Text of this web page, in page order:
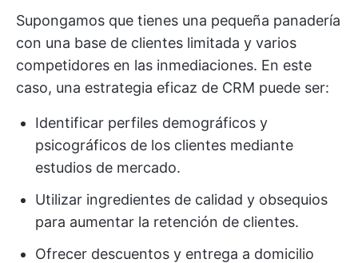
Supongamos que tienes una pequeña panadería
con una base de clientes limitada y varios
competidores en las inmediaciones. En este
caso, una estrategia eficaz de CRM puede ser:
Identificar perfiles demográficos y
psicográficos de los clientes mediante
estudios de mercado.
Utilizar ingredientes de calidad y obsequios
para aumentar la retención de clientes.
Ofrecer descuentos y entrega a domicilio